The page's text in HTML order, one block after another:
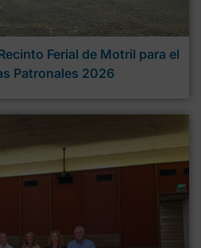
Ferial de Motril para el
Patronales 2026